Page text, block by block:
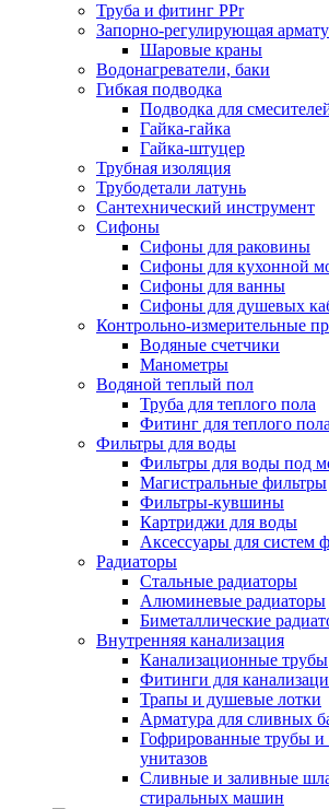
Труба и фитинг PPr
Запорно-регулирующая
Шаровые краны
Водонагреватели, баки
Гибкая подводка
Подводка для
Гайка-гайка
Гайка-штуцер
Трубная изоляция
Трубодетали латунь
Сантехнический инструмент
Сифоны
Сифоны для раковины
Сифоны для кухонной
Сифоны для ванны
Сифоны для душевых
Контрольно-измерительные
Водяные счетчики
Манометры
Водяной теплый пол
Труба для теплого пола
Фитинг для теплого пола
Фильтры для воды
Фильтры для воды под
Магистральные фильтры
Фильтры-кувшины
Картриджи для воды
Аксессуары для систем
Радиаторы
Стальные радиаторы
Алюминевые радиаторы
Биметаллические
Внутренняя канализация
Канализационные трубы
Фитинги для
Трапы и душевые лотки
Арматура для сливных
Гофрированные трубы
унитазов
Сливные и заливные
стиральных машин